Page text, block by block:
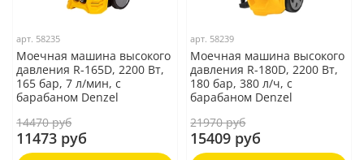
арт. 58235
Моечная машина высокого
давления R-165D, 2200 Вт,
165 бар, 7 л/мин, с
барабаном Denzel
14470 руб
11473 руб
арт. 58239
Моечная машина высокого
давления R-180D, 2200 Вт,
180 бар, 380 л/ч, с
барабаном Denzel
21970 руб
15409 руб